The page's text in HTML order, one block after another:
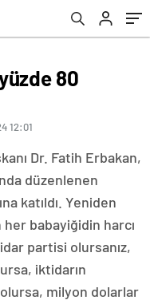
80
12:01
Dr. Fatih Erbakan,
düzenlenen
katıldı. Yeniden
her babayiğidin harcı
partisi olursanız,
iktidarın
olursa, milyon dolarlar